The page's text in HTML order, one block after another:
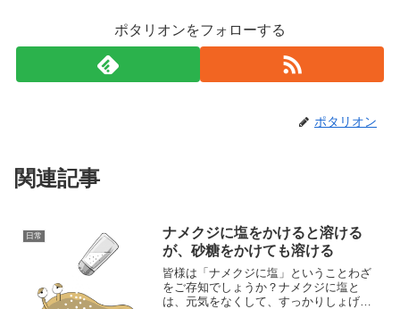
ポタリオンをフォローする
ポタリオン
関連記事
日常
ナメクジに塩をかけると溶ける
が、砂糖をかけても溶ける
皆様は「ナメクジに塩」ということわざ
をご存知でしょうか？ナメクジに塩と
は、元気をなくして、すっかりしょげて